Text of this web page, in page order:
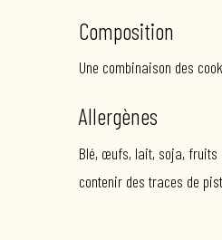
Composition
Une combinaison des
Allergènes
Blé, œufs, lait, soja, fruits
contenir des traces de